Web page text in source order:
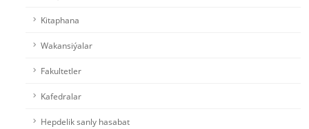
Kitaphana
Wakansiýalar
Fakultetler
Kafedralar
Hepdelik sanly hasabat